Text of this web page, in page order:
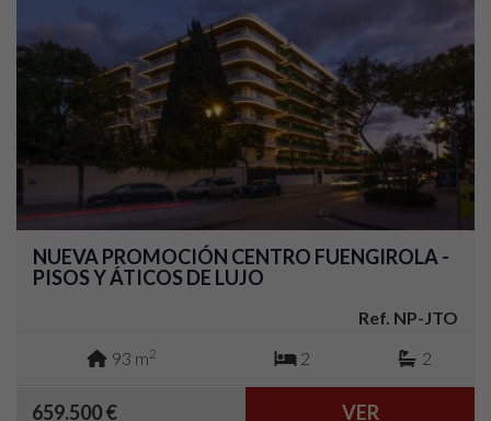
NUEVA PROMOCIÓN CENTRO FUENGIROLA -
PISOS Y ÁTICOS DE LUJO
Ref. NP-JTO
93 m2 2 2
659.500 € VER